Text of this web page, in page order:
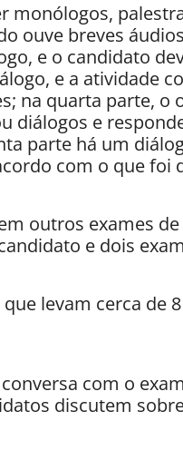
monólogos,
ouve breves
e o candidato
e a atividade
na quarta parte,
diálogos e
parte há um
com o que foi
outros exames
e dois
levam cerca de
com o
discutem